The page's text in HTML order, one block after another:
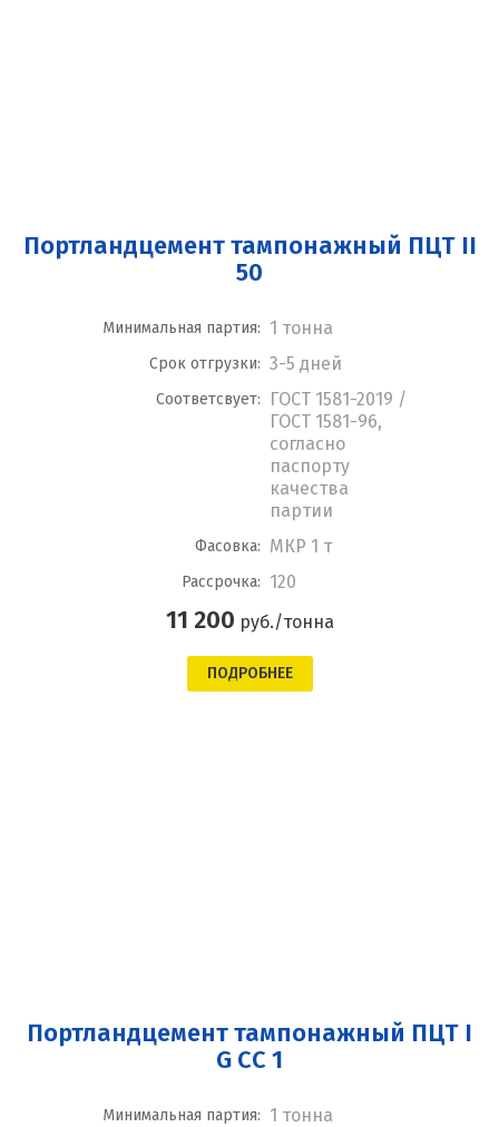
Портландцемент тампонажный ПЦТ II
50
Минимальная партия: 1 тонна
Срок отгрузки: 3-5 дней
Соответсвует:
ГОСТ 1581-2019 /
ГОСТ 1581-96,
согласно
паспорту
качества
партии
Фасовка: МКР 1 т
Рассрочка: 120
11 200 руб./тонна
ПОДРОБНЕЕ
Портландцемент тампонажный ПЦТ I
G CC 1
Минимальная партия: 1 тонна